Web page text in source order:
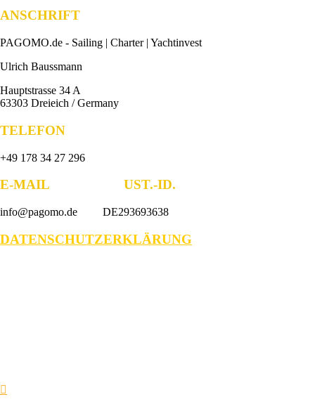
ANSCHRIFT
PAGOMO.de - Sailing | Charter | Yachtinvest
Ulrich Baussmann
Hauptstrasse 34 A
63303 Dreieich / Germany
TELEFON
+49 178 34 27 296
E-MAIL UST.-ID.
info@pagomo.de DE293693638
DATENSCHUTZERKLÄRUNG